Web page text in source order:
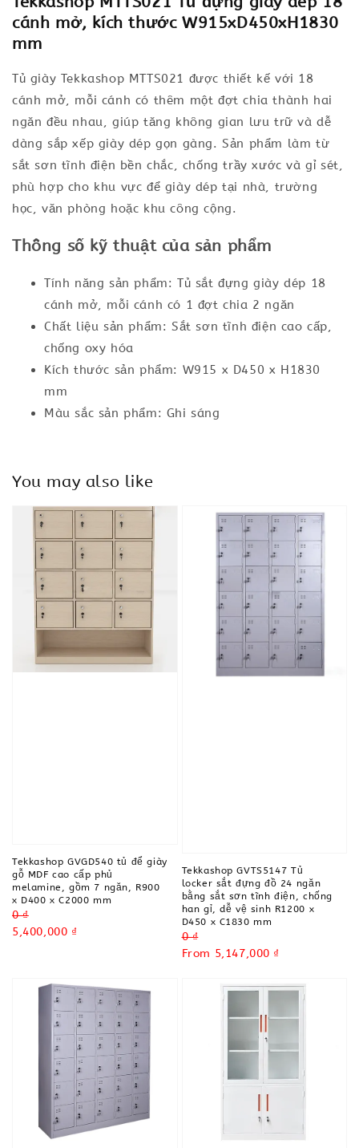
cánh mở, kích thước W915xD450xH1830
mm
Tủ giày Tekkashop MTTS021 được thiết kế với 18
cánh mở, mỗi cánh có thêm một đợt chia thành hai
ngăn đều nhau, giúp tăng không gian lưu trữ và dễ
dàng sắp xếp giày dép gọn gàng. Sản phẩm làm từ
sắt sơn tĩnh điện bền chắc, chống trầy xước và gỉ sét,
phù hợp cho khu vực để giày dép tại nhà, trường
học, văn phòng hoặc khu công cộng.
Thông số kỹ thuật của sản phẩm
Tính năng sản phẩm: Tủ sắt đựng giày dép 18
cánh mở, mỗi cánh có 1 đợt chia 2 ngăn
Chất liệu sản phẩm: Sắt sơn tĩnh điện cao cấp,
chống oxy hóa
Kích thước sản phẩm: W915 x D450 x H1830
mm
Màu sắc sản phẩm: Ghi sáng
You may also like
Tekkashop GVGD540 tủ để giày
gỗ MDF cao cấp phủ
melamine, gồm 7 ngăn, R900
x D400 x C2000 mm
Regular
price
0 ₫
Sale
5,400,000 ₫
Tekkashop GVTS5147 Tủ
locker sắt đựng đồ 24 ngăn
bằng sắt sơn tĩnh điện, chống
han gỉ, dễ vệ sinh R1200 x
D450 x C1830 mm
Regular
price
0 ₫
Sale
From 5,147,000 ₫